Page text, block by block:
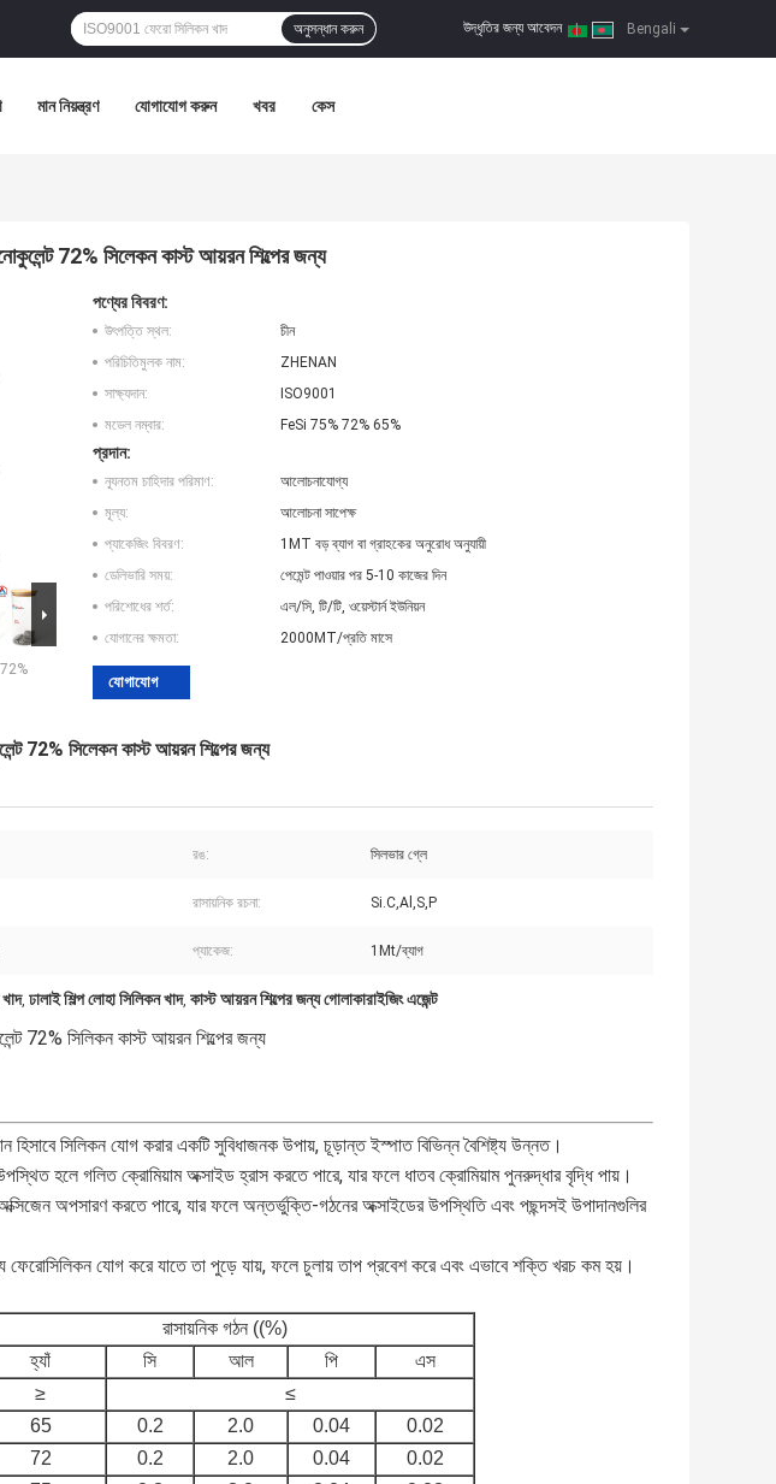
Bengali
উদ্ধৃতির জন্য আবেদন |
অনুসন্ধান করুন
মান নিয়ন্ত্রণ যোগাযোগ করুন খবর কেস
72% সিলেকন কাস্ট আয়রন শিল্পের জন্য
72%
পণ্যের বিবরণ:
উৎপত্তি স্থল:
চীন
পরিচিতিমুলক নাম:
ZHENAN
সাক্ষ্যদান:
ISO9001
মডেল নম্বার:
FeSi 75% 72% 65%
প্রদান:
ন্যূনতম চাহিদার পরিমাণ:
আলোচনাযোগ্য
মূল্য:
আলোচনা সাপেক্ষ
প্যাকেজিং বিবরণ:
1MT বড় ব্যাগ বা গ্রাহকের অনুরোধ অনুযায়ী
ডেলিভারি সময়:
পেমেন্ট পাওয়ার পর 5-10 কাজের দিন
পরিশোধের শর্ত:
এল/সি, টি/টি, ওয়েস্টার্ন ইউনিয়ন
যোগানের ক্ষমতা:
2000MT/প্রতি মাসে
যোগাযোগ
72% সিলেকন কাস্ট আয়রন শিল্পের জন্য
রঙ: সিলভার গ্লে
রাসায়নিক রচনা: Si.C,Al,S,P
প্যাকেজ: 1Mt/ব্যাগ
, ঢালাই শিল্প লোহা সিলিকন খাদ, কাস্ট আয়রন শিল্পের জন্য গোলাকারাইজিং এজেন্ট
72% সিলিকন কাস্ট আয়রন শিল্পের জন্য
সিলিকন যোগ করার একটি সুবিধাজনক উপায়, চূড়ান্ত ইস্পাত বিভিন্ন বৈশিষ্ট্য উন্নত।
হলে গলিত ক্রোমিয়াম অক্সাইড হ্রাস করতে পারে, যার ফলে ধাতব ক্রোমিয়াম পুনরুদ্ধার বৃদ্ধি পায়।
অপসারণ করতে পারে, যার ফলে অন্তর্ভুক্তি-গঠনের অক্সাইডের উপস্থিতি এবং পছন্দসই উপাদানগুলির
ফেরোসিলিকন যোগ করে যাতে তা পুড়ে যায়, ফলে চুলায় তাপ প্রবেশ করে এবং এভাবে শক্তি খরচ কম হয়।
রাসায়নিক গঠন ((%)
হ্যাঁ
সি আল পি
এস
≥
≤
65 0.2 2.0 0.04
0.02
72 0.2 2.0 0.04
0.02